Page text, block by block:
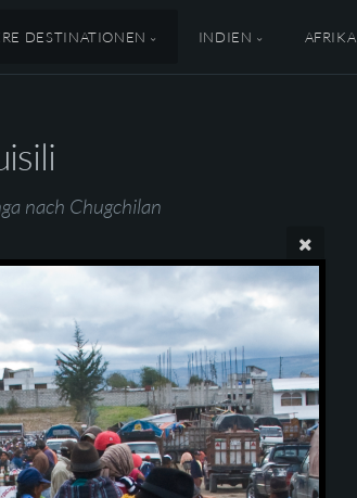
DESTINATIONEN INDIEN AFRIKA
nach Chugchilan